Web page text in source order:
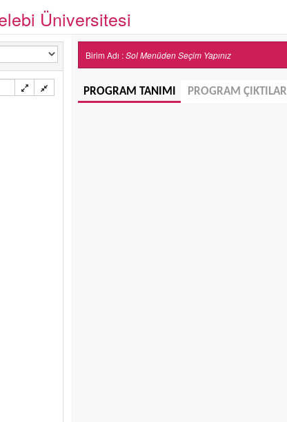
Üniversitesi
Birim Adı :Sol Menüden Seçim Yapınız
PROGRAM TANIMI PROGRAM ÇIKTILARI